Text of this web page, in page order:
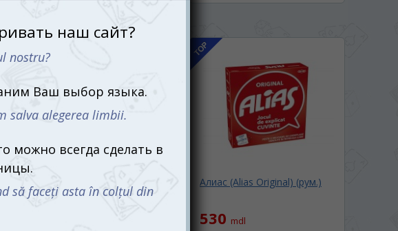
постели
Алиас (Alias Original) (рум.)
530 mdl